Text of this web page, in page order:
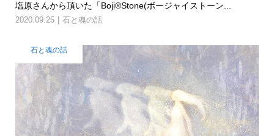
塩原さんから頂いた「Boji®Stone(ボージャイストーン...
2020.09.25 石と魂の話
石と魂の話